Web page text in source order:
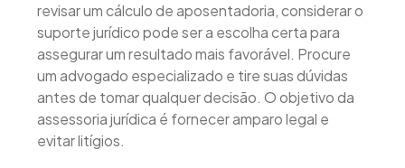
revisar um cálculo de aposentadoria, considerar o
suporte jurídico pode ser a escolha certa para
assegurar um resultado mais favorável. Procure
um advogado especializado e tire suas dúvidas
antes de tomar qualquer decisão. O objetivo da
assessoria jurídica é fornecer amparo legal e
evitar litígios.